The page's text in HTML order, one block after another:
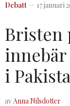
Debatt 17 januari
Bristen
i
avAnna Nilsdotter